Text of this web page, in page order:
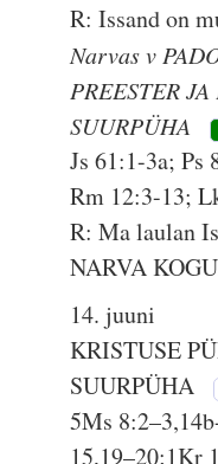
R: Issand on
Narvas v
PREESTER
SUURPÜHA
Js 61:1-3a; Ps
Rm 12:3-13;
R: Ma laulan
NARVA
14. juuni
KRISTUSE
SUURPÜHA
5Ms
15,19–20;1Kr